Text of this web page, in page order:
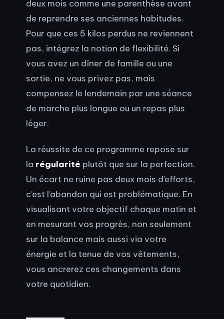
deux mois comme une parenthèse avant
de reprendre ses anciennes habitudes.
Pour que ces 5 kilos perdus ne reviennent
pas, intégrez la notion de flexibilité. Si
vous avez un dîner de famille ou une
sortie, ne vous privez pas, mais
compensez le lendemain par une séance
de marche plus longue ou un repas plus
léger.
La réussite de ce programme repose sur
la régularité plutôt que sur la perfection.
Un écart ne ruine pas deux mois d’efforts,
c’est l’abandon qui est problématique. En
visualisant votre objectif chaque matin et
en mesurant vos progrès, non seulement
sur la balance mais aussi via votre
énergie et la tenue de vos vêtements,
vous ancrerez ces changements dans
votre quotidien.